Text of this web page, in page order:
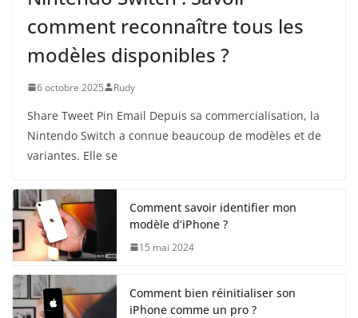
comment reconnaître tous les
modèles disponibles ?
6 octobre 2025 Rudy
Share Tweet Pin Email Depuis sa commercialisation, la
Nintendo Switch a connue beaucoup de modèles et de
variantes. Elle se
Comment savoir identifier mon
modèle d’iPhone ?
15 mai 2024
Comment bien réinitialiser son
iPhone comme un pro ?